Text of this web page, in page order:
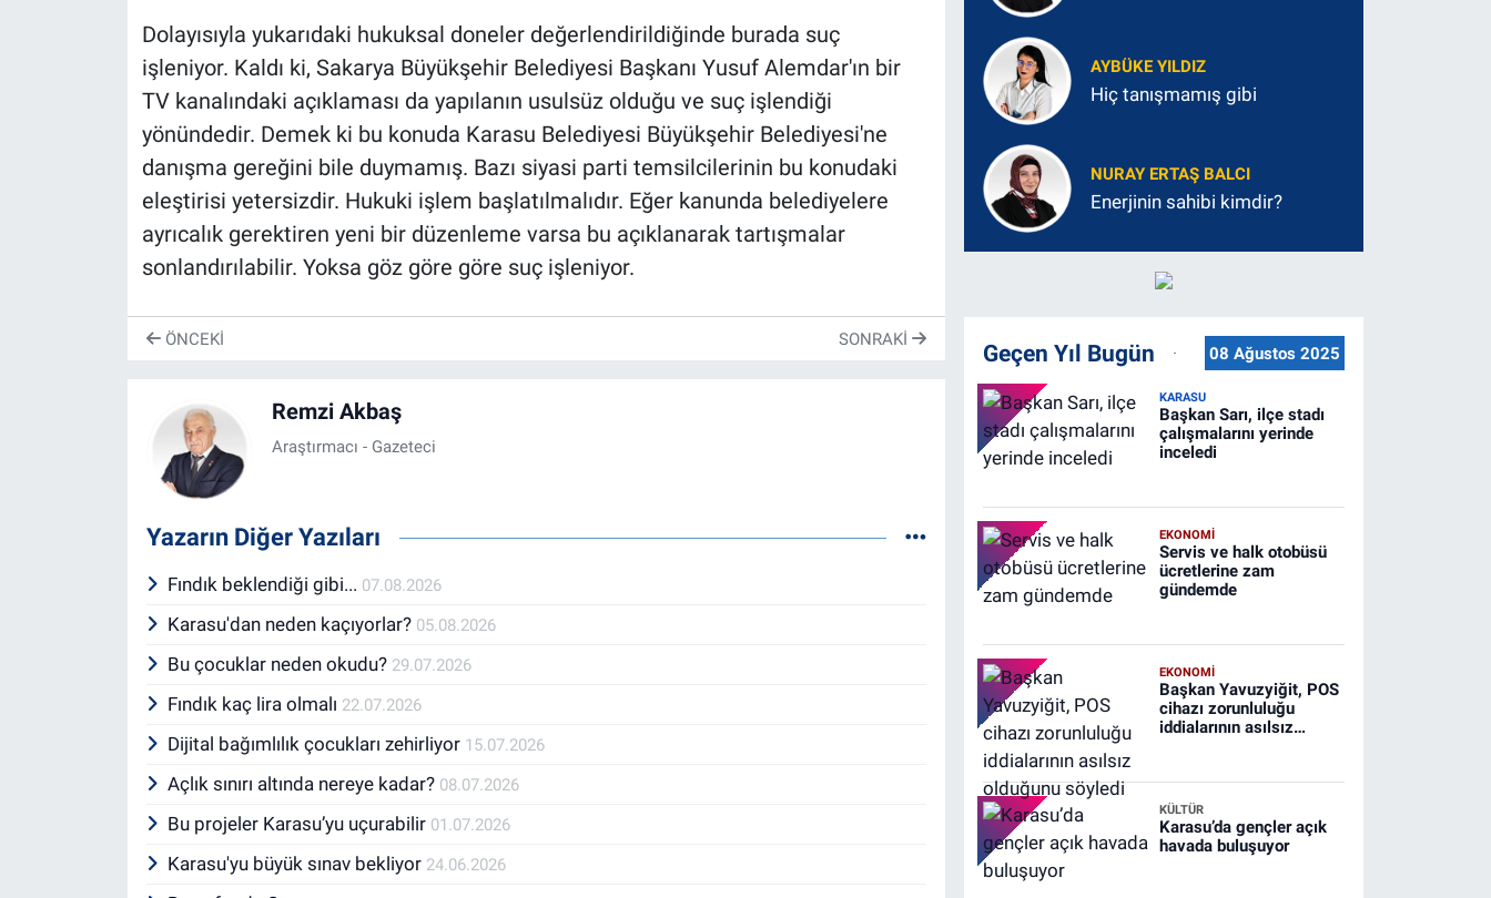
Dolayısıyla yukarıdaki hukuksal doneler değerlendirildiğinde burada suç
işleniyor. Kaldı ki, Sakarya Büyükşehir Belediyesi Başkanı Yusuf Alemdar'ın bir
TV kanalındaki açıklaması da yapılanın usulsüz olduğu ve suç işlendiği
yönündedir. Demek ki bu konuda Karasu Belediyesi Büyükşehir Belediyesi'ne
danışma gereğini bile duymamış. Bazı siyasi parti temsilcilerinin bu konudaki
eleştirisi yetersizdir. Hukuki işlem başlatılmalıdır. Eğer kanunda belediyelere
ayrıcalık gerektiren yeni bir düzenleme varsa bu açıklanarak tartışmalar
sonlandırılabilir. Yoksa göz göre göre suç işleniyor.
ÖNCEKI SONRAKI
Remzi Akbaş
Araştırmacı - Gazeteci
Yazarın Diğer Yazıları
Fındık beklendiği gibi... 07.08.2026
Karasu'dan neden kaçıyorlar? 05.08.2026
Bu çocuklar neden okudu? 29.07.2026
Fındık kaç lira olmalı 22.07.2026
Dijital bağımlılık çocukları zehirliyor 15.07.2026
Açlık sınırı altında nereye kadar? 08.07.2026
Bu projeler Karasu’yu uçurabilir 01.07.2026
Karasu'yu büyük sınav bekliyor 24.06.2026
AYBÜKE YILDIZ
Hiç tanışmamış gibi
NURAY ERTAŞ BALCI
Enerjinin sahibi kimdir?
Geçen Yıl Bugün 08 Ağustos 2025
KARASU
Başkan Sarı, ilçe stadı
çalışmalarını yerinde
inceledi
EKONOMİ
Servis ve halk otobüsü
ücretlerine zam
gündemde
EKONOMİ
Başkan Yavuzyiğit, POS
cihazı zorunluluğu
iddialarının asılsız
KÜLTÜR
Karasu’da gençler açık
havada buluşuyor